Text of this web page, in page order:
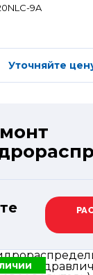
9A
Уточняйте